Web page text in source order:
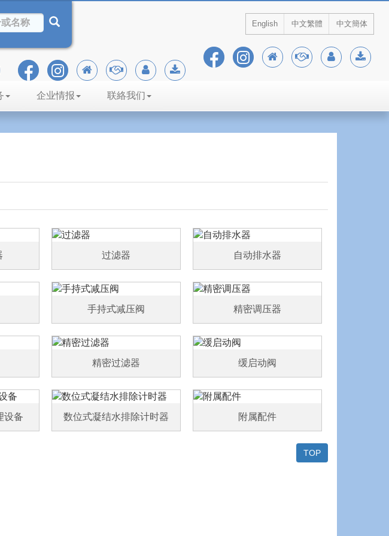
English 中文繁體 中文簡体
企业情报 联絡我们
过滤器 自动排水器
手持式减压阀 精密调压器
精密过滤器 缓启动阀
设备 数位式凝结水排除计时器 附属配件
TOP